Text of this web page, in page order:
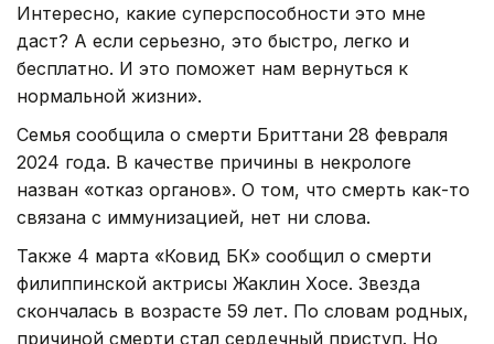
Интересно, какие суперспособности это мне
даст? А если серьезно, это быстро, легко и
бесплатно. И это поможет нам вернуться к
нормальной жизни».
Семья сообщила о смерти Бриттани 28 февраля
2024 года. В качестве причины в некрологе
назван «отказ органов». О том, что смерть как-то
связана с иммунизацией, нет ни слова.
Также 4 марта «Ковид БК» сообщил о смерти
филиппинской актрисы Жаклин Хосе. Звезда
скончалась в возрасте 59 лет. По словам родных,
причиной смерти стал сердечный приступ. Но